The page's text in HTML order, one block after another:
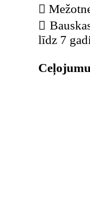


līdz 7